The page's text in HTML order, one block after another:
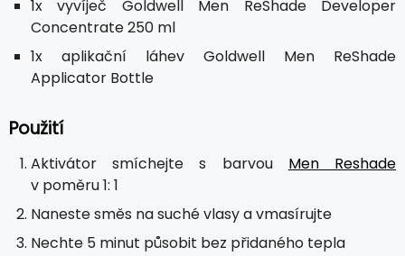
1x vyvíječ Goldwell Men ReShade Developer
Concentrate 250 ml
1x aplikační láhev Goldwell Men ReShade
Applicator Bottle
Použití
Aktivátor smíchejte s barvou Men Reshade
v poměru 1: 1
Naneste směs na suché vlasy a vmasírujte
Nechte 5 minut působit bez přidaného tepla